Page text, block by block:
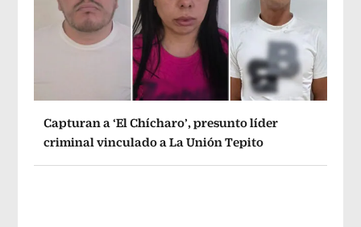
Capturan a ‘El Chícharo’, presunto líder
criminal vinculado a La Unión Tepito